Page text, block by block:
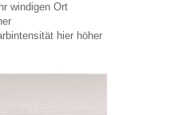
windigen Ort
hier höher